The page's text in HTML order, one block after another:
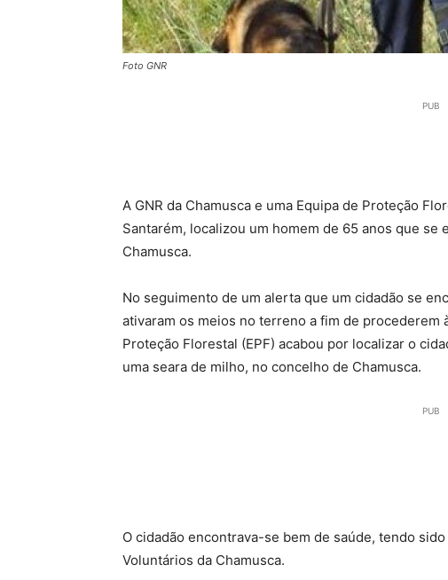
Foto GNR
PUB
A GNR da Chamusca e uma Equipa de Proteção
Santarém, localizou um homem de 65 anos que
Chamusca.
No seguimento de um alerta que um cidadão se
ativaram os meios no terreno a fim de procederem
Proteção Florestal (EPF) acabou por localizar o
uma seara de milho, no concelho de Chamusca.
PUB
O cidadão encontrava-se bem de saúde, tendo
Voluntários da Chamusca.